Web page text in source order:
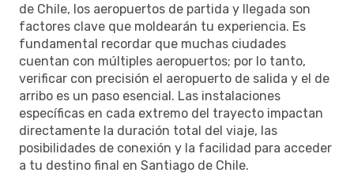
de Chile, los aeropuertos de partida y llegada son
factores clave que moldearán tu experiencia. Es
fundamental recordar que muchas ciudades
cuentan con múltiples aeropuertos; por lo tanto,
verificar con precisión el aeropuerto de salida y el de
arribo es un paso esencial. Las instalaciones
específicas en cada extremo del trayecto impactan
directamente la duración total del viaje, las
posibilidades de conexión y la facilidad para acceder
a tu destino final en Santiago de Chile.